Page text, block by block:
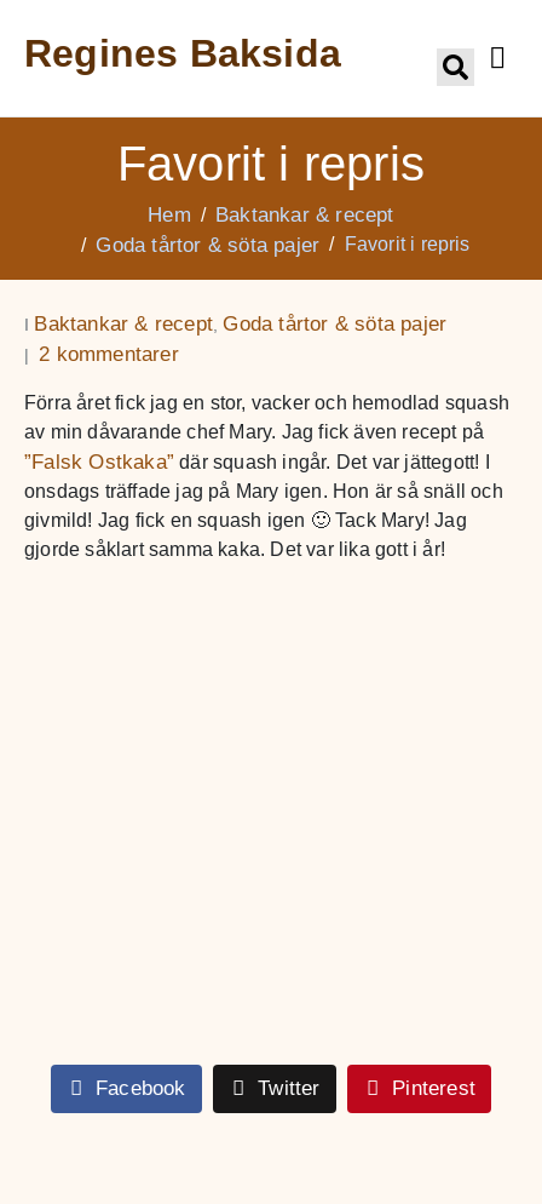
Regines Baksida
Favorit i repris
Hem
Baktankar & recept
Goda tårtor & söta pajer
Favorit i repris
I Baktankar & recept ,Goda tårtor & söta pajer
2 kommentarer
Förra året fick jag en stor, vacker och hemodlad squash
av min dåvarande chef Mary. Jag fick även recept på
”Falsk Ostkaka” där squash ingår. Det var jättegott! I
onsdags träffade jag på Mary igen. Hon är så snäll och
givmild! Jag fick en squash igen 🙂 Tack Mary! Jag
gjorde såklart samma kaka. Det var lika gott i år!
Facebook Twitter Pinterest